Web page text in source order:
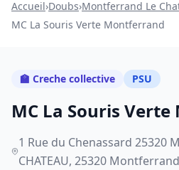
Accueil›Doubs›Montferrand Le
MC La Souris Verte Montferrand
🏫 Creche collective PSU
MC La Souris
1 Rue du Chenassard 25320
CHATEAU, 25320